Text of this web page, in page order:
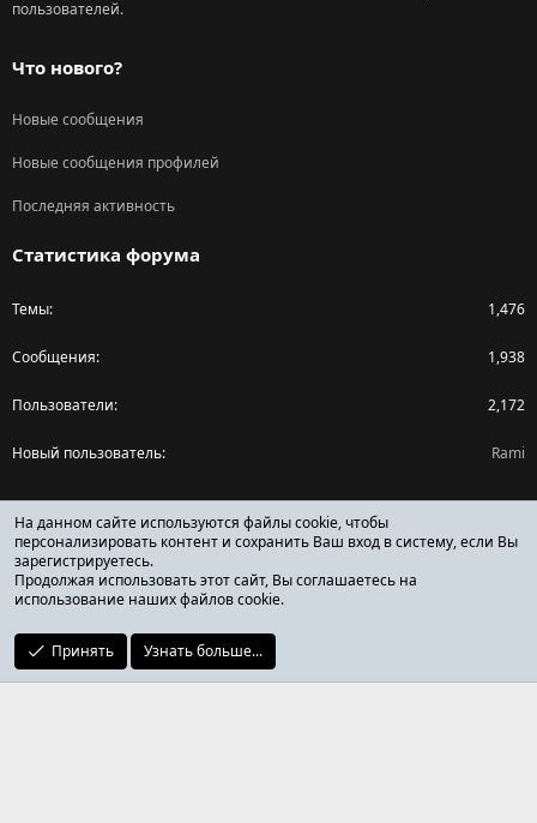
пользователей.
Что нового?
Новые сообщения
Новые сообщения профилей
Последняя активность
Статистика форума
Темы 1,476
Сообщения 1,938
Пользователи 2,172
Новый пользователь Rami
Поделиться страницей
Facebook
X (Twitter)
Reddit
ОТЗЫВЫ ОНЛАЙН ФОРУМ
На данном сайте используются файлы cookie, чтобы
персонализировать контент и сохранить Ваш вход в систему, если Вы
зарегистрируетесь.
Продолжая использовать этот сайт, Вы соглашаетесь на
использование наших файлов cookie.
Принять Узнать больше...